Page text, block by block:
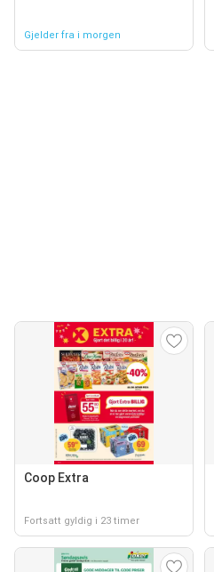
Gjelder fra i morgen
Coop Extra
Fortsatt gyldig i 23 timer